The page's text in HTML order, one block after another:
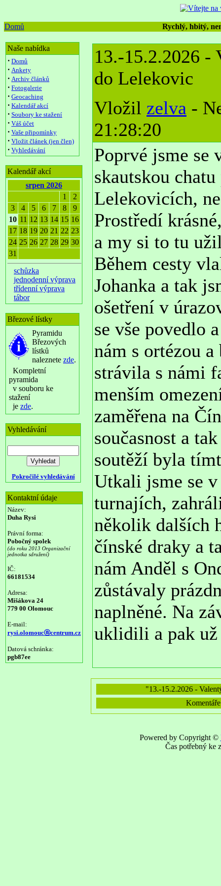
Domů Rychlý, hbitý,
Naše nabídka
· Domů
· Ankety
· Archiv článků
· Fotogalerie
· Geocaching
· Kalendář akcí
· Soubory ke stažení
· Váš účet
· Vaše připomínky
· Vložit článek (jen člen)
· Vyhledávání
Kalendář akcí
srpen 2026
1
2
3
4 5 6 7 8
9
10 11 12 13 14 15 16
17 18 19 20 21 22 23
24 25 26 27 28 29 30
31
schůzka
jednodenní výprava
třídenní výprava
tábor
Březové lístky
Pyramidu
Březových
lístků
naleznete zde.
Kompletní
pyramida
v souboru ke
stažení
je zde.
Vyhledávání
Pokročilé vyhledávání
Kontaktní údaje
Název:
Duha Rysi
Právní forma:
Pobočný spolek
(do roku 2013 Organizační
jednotka sdružení)
IČ:
66181534
Adresa:
Mišákova 24
779 00 Olomouc
E-mail:
rysi.olomoucⓐcentrum.cz
Datová schránka:
pgb87ee
13.-15.2.2026 -
do Lelekovic
Vložil zelva -
21:28:20
Poprvé jsme se
skautskou
Lelekovicích,
Prostředí
a my si to tu
Během cesty
Johanka a tak
ošetření v
se vše povedlo
nám s ortézou
strávila s námi
menším
zaměřena na
současnost a
soutěží byla
Utkali jsme se
turnajích,
několik dalších
čínské draky a
nám Anděl s
zůstávaly
naplněné. Na
uklidili a pak už
"13.-15.2.2026 -
Powered by Copyright ©
Čas potřebný ke